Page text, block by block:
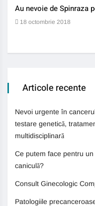
Au nevoie de Spinraza
18 octombrie 2018
Articole recente
Nevoi urgente în
testare genetică,
multidisciplinară
Ce putem face pentru
caniculă?
Consult Ginecologic
Patologiile